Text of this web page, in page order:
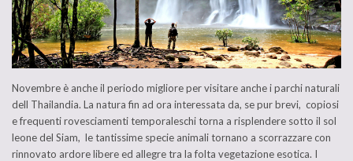
Novembre è anche il periodo migliore per visitare anche i parchi naturali
dell Thailandia. La natura fin ad ora interessata da, se pur brevi, copiosi
e frequenti rovesciamenti temporaleschi torna a risplendere sotto il sol
leone del Siam, le tantissime specie animali tornano a scorrazzare con
rinnovato ardore libere ed allegre tra la folta vegetazione esotica. I